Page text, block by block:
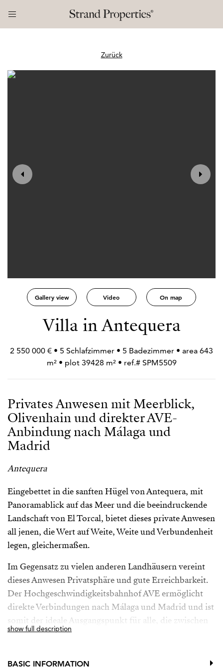
Zurück
Gallery view Video On map
Villa in Antequera
2 550 000 € • 5 Schlafzimmer • 5 Badezimmer • area 643
m² • plot 39428 m² • ref.# SPM5509
Privates Anwesen mit Meerblick,
Olivenhain und direkter AVE-
Anbindung nach Málaga und
Madrid
Antequera
Eingebettet in die sanften Hügel von Antequera, mit
Panoramablick auf das Meer und die beeindruckende
Landschaft von El Torcal, bietet dieses private Anwesen
all jenen, die Wert auf Weite, Weite und Verbundenheit
legen, gleichermaßen.
Im Gegensatz zu vielen anderen Landhäusern vereint
dieses Anwesen Privatsphäre und gute Erreichbarkeit.
Der Hochgeschwindigkeitsbahnhof AVE ermöglicht
direkte Verbindungen nach Málaga und Madrid und ist
somit der ideale Ausgangspunkt für alle, die zwischen
Städten pendeln, aber Ruhe und Natur bevorzugen.
show full description
BASIC INFORMATION